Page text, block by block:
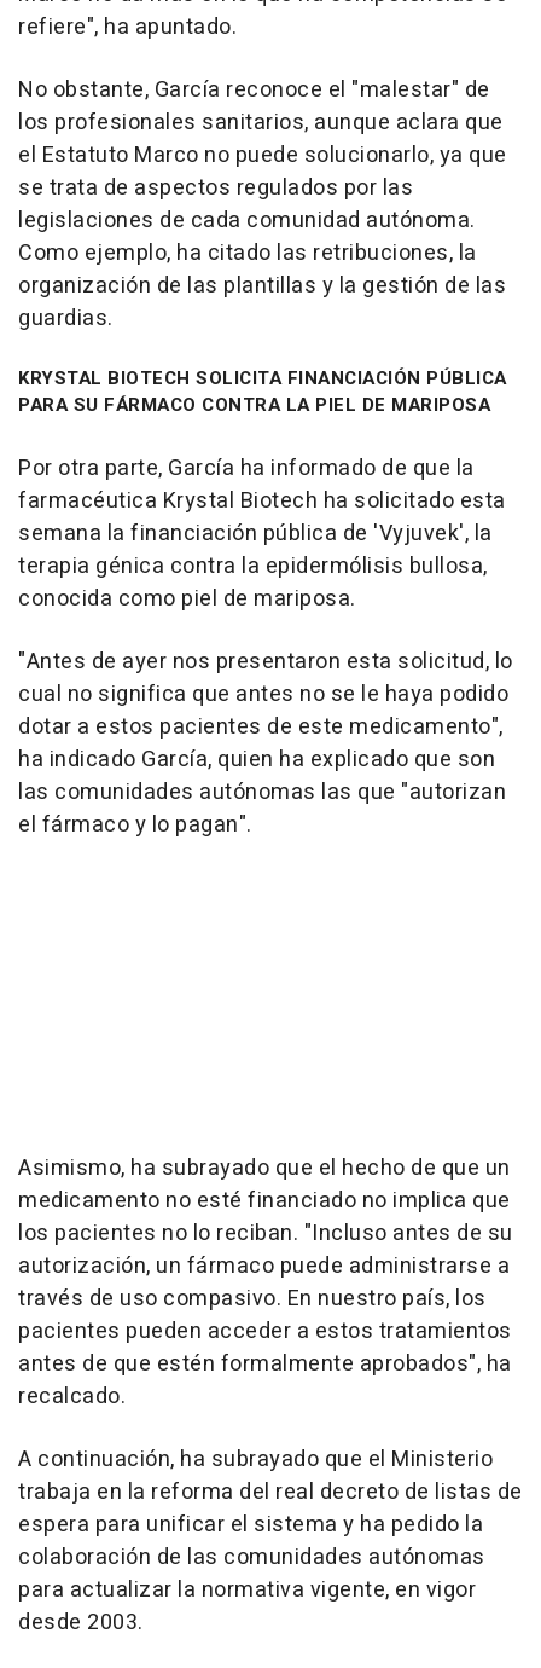
refiere", ha apuntado.
No obstante, García reconoce el "malestar" de
los profesionales sanitarios, aunque aclara que
el Estatuto Marco no puede solucionarlo, ya que
se trata de aspectos regulados por las
legislaciones de cada comunidad autónoma.
Como ejemplo, ha citado las retribuciones, la
organización de las plantillas y la gestión de las
guardias.
KRYSTAL BIOTECH SOLICITA FINANCIACIÓN PÚBLICA
PARA SU FÁRMACO CONTRA LA PIEL DE MARIPOSA
Por otra parte, García ha informado de que la
farmacéutica Krystal Biotech ha solicitado esta
semana la financiación pública de 'Vyjuvek', la
terapia génica contra la epidermólisis bullosa,
conocida como piel de mariposa.
"Antes de ayer nos presentaron esta solicitud, lo
cual no significa que antes no se le haya podido
dotar a estos pacientes de este medicamento",
ha indicado García, quien ha explicado que son
las comunidades autónomas las que "autorizan
el fármaco y lo pagan".
Asimismo, ha subrayado que el hecho de que un
medicamento no esté financiado no implica que
los pacientes no lo reciban. "Incluso antes de su
autorización, un fármaco puede administrarse a
través de uso compasivo. En nuestro país, los
pacientes pueden acceder a estos tratamientos
antes de que estén formalmente aprobados", ha
recalcado.
A continuación, ha subrayado que el Ministerio
trabaja en la reforma del real decreto de listas de
espera para unificar el sistema y ha pedido la
colaboración de las comunidades autónomas
para actualizar la normativa vigente, en vigor
desde 2003.